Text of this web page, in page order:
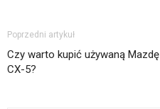
Poprzedni artykuł
Czy warto kupić używaną Mazdę
CX-5?